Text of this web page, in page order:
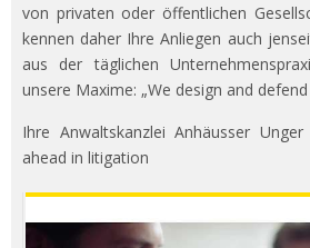
von privaten oder öffentlichen
kennen daher Ihre Anliegen auch
aus der täglichen
unsere Maxime: „We design and
Ihre Anwaltskanzlei Anhäusser
ahead in litigation